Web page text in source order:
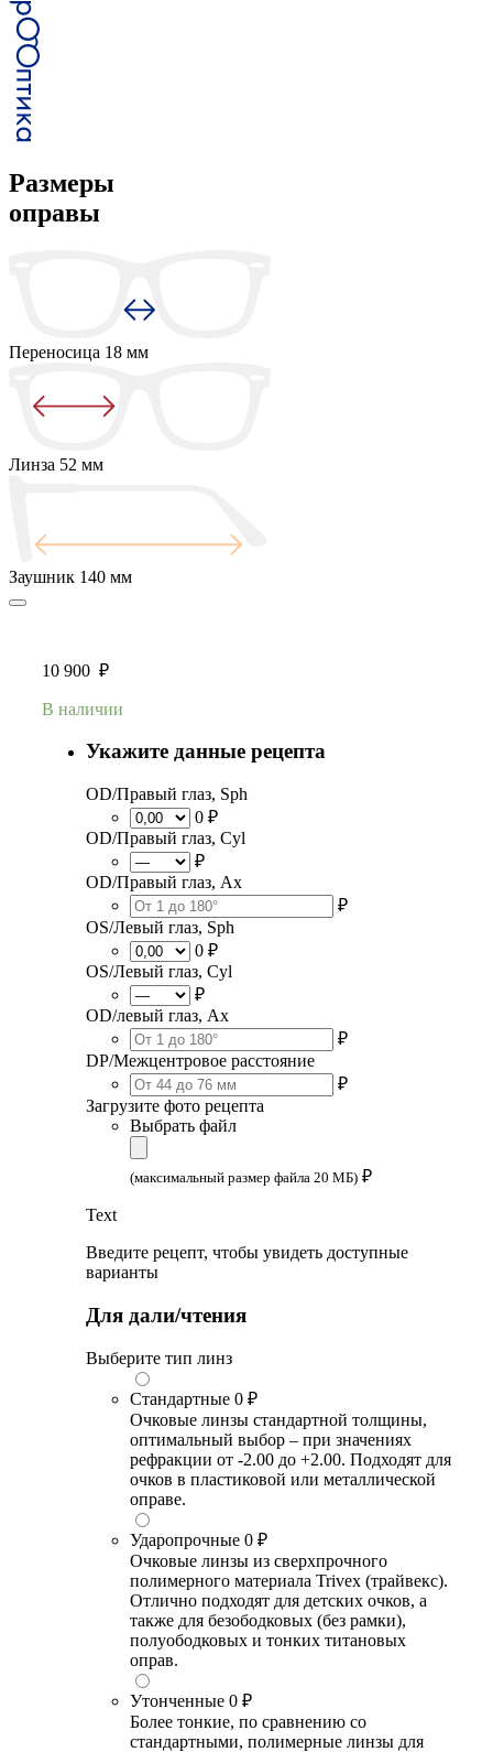
Размеры
оправы
Переносица 18 мм
Линза 52 мм
Заушник 140 мм
10 900 ₽
В наличии
Укажите данные рецепта
OD/Правый глаз, Sph
0 ₽
OD/Правый глаз, Cyl
₽
OD/Правый глаз, Ax
₽
OS/Левый глаз, Sph
0 ₽
OS/Левый глаз, Cyl
₽
OD/левый глаз, Ax
₽
DP/Межцентровое расстояние
₽
Загрузите фото рецепта
Выбрать файл
(максимальный размер файла 20 МБ) ₽
Text
Введите рецепт, чтобы увидеть доступные
варианты
Для дали/чтения
Выберите тип линз
Стандартные 0 ₽
Очковые линзы стандартной толщины,
оптимальный выбор – при значениях
рефракции от -2.00 до +2.00. Подходят для
очков в пластиковой или металлической
оправе.
Ударопрочные 0 ₽
Очковые линзы из сверхпрочного
полимерного материала Trivex (трайвекс).
Отлично подходят для детских очков, а
также для безободковых (без рамки),
полуободковых и тонких титановых
оправ.
Утонченные 0 ₽
Более тонкие, по сравнению со
стандартными, полимерные линзы для